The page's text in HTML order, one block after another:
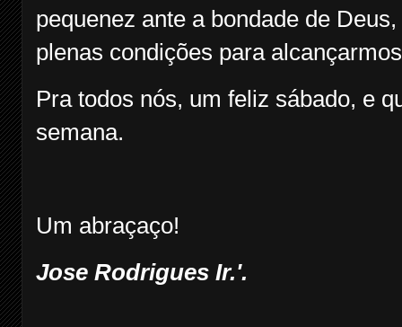
pequenez ante a bondade de
plenas condições para
Pra todos nós, um feliz sábado, e
semana.
Um abraçaço!
Jose Rodrigues Ir.'.